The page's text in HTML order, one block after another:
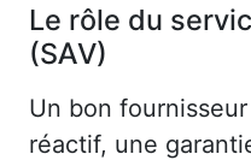
Le rôle du
(SAV)
Un bon
réactif, une